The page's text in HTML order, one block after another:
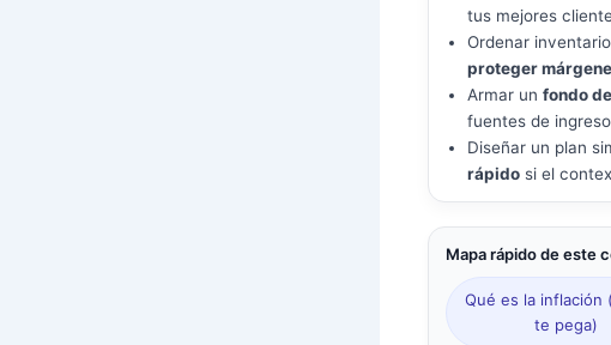
tus mejores
Ordenar
proteger
Armar un fondo
fuentes de
Diseñar un plan
rápido si el
Mapa rápido de este
Qué es la inflación
te pega)